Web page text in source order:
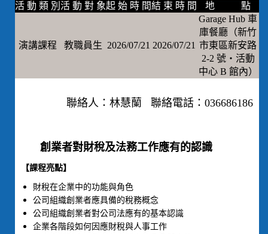
活 動 類 別 活 動 對 象起 始 時 間結 束 時 間 地 點
演講課程 教職員生 2026/07/21 2026/07/21
Garage Hub 車
庫餐廳（新竹
市東區新安路
2-2 號‧活動
中心 B 館內）
聯絡人：林慧蘭 聯絡電話：036686186
創業者對財稅及法務工作應有的認識
【課程亮點】
財稅在企業中的功能與角色
公司組織創業者應具備的稅務概念
公司組織創業者對公司法應有的基本認識
企業各階段如何因應財稅與人事工作